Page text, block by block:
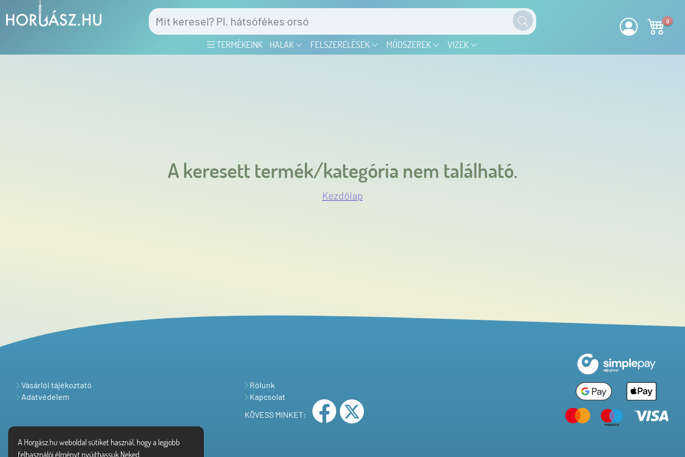
A Horgász.hu weboldal sütiket használ, hogy a legjobb
felhasználói élményt nyújthassuk Neked.
TERMÉKEINK HALAK FELSZERELÉSEK MÓDSZEREK VIZEK
0
A keresett termék/kategória nem található.
Kezdőlap
Vásárlói tájékoztató
Adatvédelem
Rólunk
Kapcsolat
KÖVESS MINKET: